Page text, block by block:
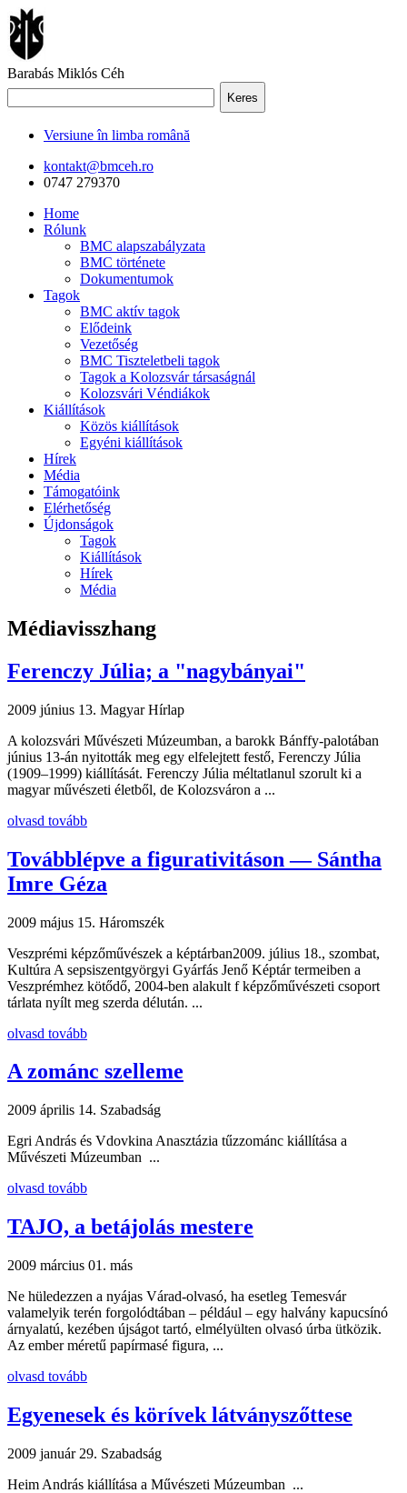
Barabás Miklós Céh
Keres
Versiune în limba română
kontakt@bmceh.ro
0747 279370
Home
Rólunk
BMC alapszabályzata
BMC története
Dokumentumok
Tagok
BMC aktív tagok
Elődeink
Vezetőség
BMC Tiszteletbeli tagok
Tagok a Kolozsvár társaságnál
Kolozsvári Véndiákok
Kiállítások
Közös kiállítások
Egyéni kiállítások
Hírek
Média
Támogatóink
Elérhetőség
Újdonságok
Tagok
Kiállítások
Hírek
Média
Médiavisszhang
Ferenczy Júlia; a "nagybányai"
2009 június 13. Magyar Hírlap
A kolozsvári Művészeti Múzeumban, a barokk Bánffy-palotában
június 13-án nyitották meg egy elfelejtett festő, Ferenczy Júlia
(1909–1999) kiállítását. Ferenczy Júlia méltatlanul szorult ki a
magyar művészeti életből, de Kolozsváron a ...
olvasd tovább
Továbblépve a figurativitáson — Sántha
Imre Géza
2009 május 15. Háromszék
Veszprémi képzőművészek a képtárban2009. július 18., szombat,
Kultúra A sepsiszentgyörgyi Gyárfás Jenő Képtár termeiben a
Veszprémhez kötődő, 2004-ben alakult f képzőművészeti csoport
tárlata nyílt meg szerda délután. ...
olvasd tovább
A zománc szelleme
2009 április 14. Szabadság
Egri András és Vdovkina Anasztázia tűzzománc kiállítása a
Művészeti Múzeumban ...
olvasd tovább
TAJO, a betájolás mestere
2009 március 01. más
Ne hüledezzen a nyájas Várad-olvasó, ha esetleg Temesvár
valamelyik terén forgolódtában – például – egy halvány kapucsínó
árnyalatú, kezében újságot tartó, elmélyülten olvasó úrba ütközik.
Az ember méretű papírmasé figura, ...
olvasd tovább
Egyenesek és körívek látványszőttese
2009 január 29. Szabadság
Heim András kiállítása a Művészeti Múzeumban ...